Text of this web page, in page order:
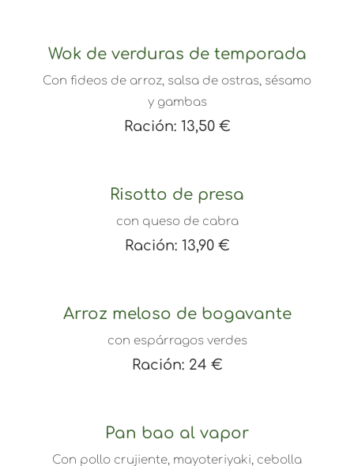
Wok de verduras de temporada
Con fideos de arroz, salsa de ostras, sésamo
y gambas
Ración: 13,50 €
Risotto de presa
con queso de cabra
Ración: 13,90 €
Arroz meloso de bogavante
con espárragos verdes
Ración: 24 €
Pan bao al vapor
Con pollo crujiente, mayoteriyaki, cebolla